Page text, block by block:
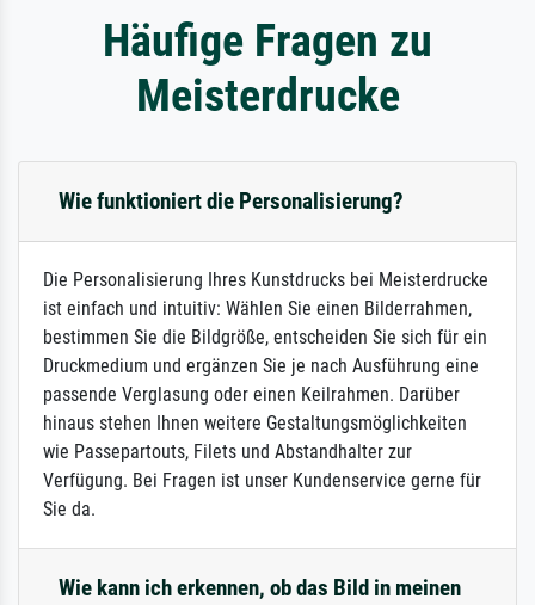
Häufige Fragen zu
Meisterdrucke
Wie funktioniert die Personalisierung?
Die Personalisierung Ihres Kunstdrucks bei Meisterdrucke
ist einfach und intuitiv: Wählen Sie einen Bilderrahmen,
bestimmen Sie die Bildgröße, entscheiden Sie sich für ein
Druckmedium und ergänzen Sie je nach Ausführung eine
passende Verglasung oder einen Keilrahmen. Darüber
hinaus stehen Ihnen weitere Gestaltungsmöglichkeiten
wie Passepartouts, Filets und Abstandhalter zur
Verfügung. Bei Fragen ist unser Kundenservice gerne für
Sie da.
Wie kann ich erkennen, ob das Bild in meinen